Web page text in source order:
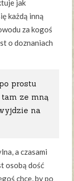
jak
każdą inną
za kogoś
o doznaniach
prostu
ze mną
na
a czasami
osobą dość
chce, by po